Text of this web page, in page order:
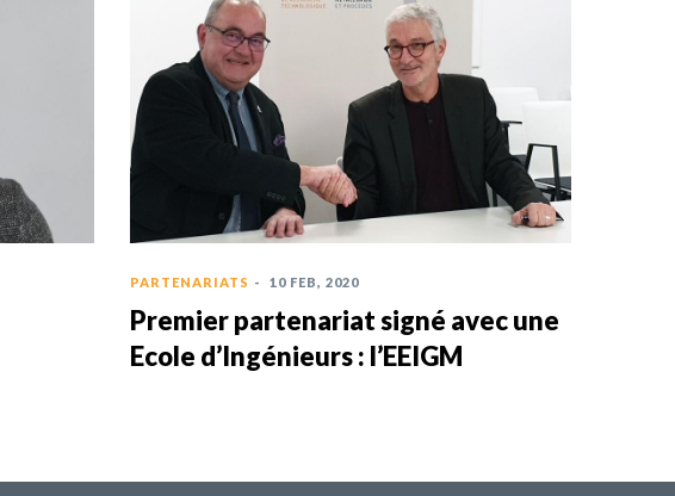
PARTENARIATS - 10 FEB, 2020
Premier partenariat signé avec une
Ecole d’Ingénieurs : l’EEIGM